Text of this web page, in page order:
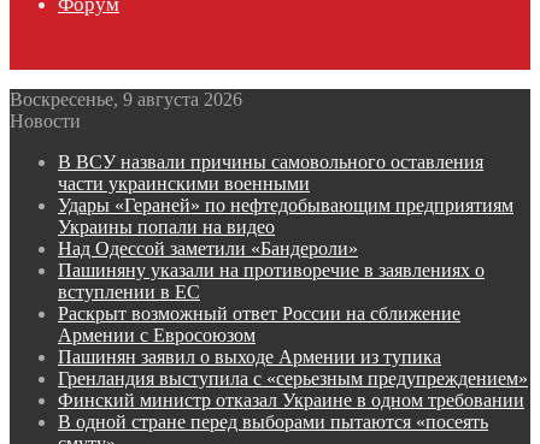
Воскресенье, 9 августа 2026
Новости
В ВСУ назвали причины самовольного оставления
части украинскими военными
Удары «Гераней» по нефтедобывающим предприятиям
Украины попали на видео
Над Одессой заметили «Бандероли»
Пашиняну указали на противоречие в заявлениях о
вступлении в ЕС
Раскрыт возможный ответ России на сближение
Армении с Евросоюзом
Пашинян заявил о выходе Армении из тупика
Гренландия выступила с «серьезным предупреждением»
Финский министр отказал Украине в одном требовании
В одной стране перед выборами пытаются «посеять